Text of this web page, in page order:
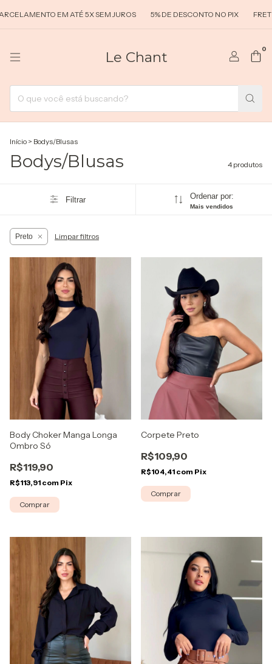
EM ATÉ 5X SEM JUROS 5% DE DESCONTO NO PIX
Le Chant 0
Início > Bodys/Blusas
Bodys/Blusas 4 produtos
Filtrar Ordenar por:
Mais vendidos
Preto Limpar filtros
Body Choker Manga Longa
Ombro Só
R$119,90
R$113,91 com Pix
Comprar
Corpete Preto
R$109,90
R$104,41 com Pix
Comprar